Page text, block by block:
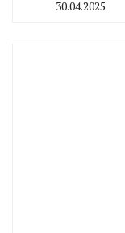
30.04.2025